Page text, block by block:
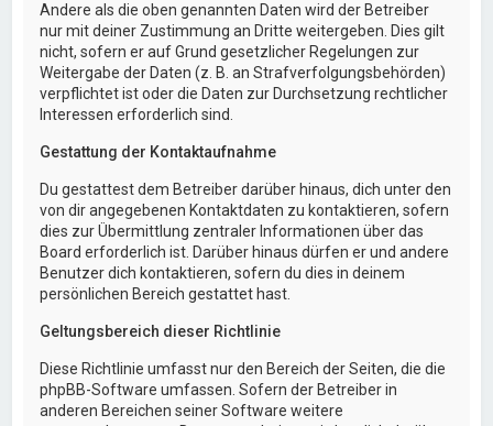
Andere als die oben genannten Daten wird der Betreiber
nur mit deiner Zustimmung an Dritte weitergeben. Dies gilt
nicht, sofern er auf Grund gesetzlicher Regelungen zur
Weitergabe der Daten (z. B. an Strafverfolgungsbehörden)
verpflichtet ist oder die Daten zur Durchsetzung rechtlicher
Interessen erforderlich sind.
Gestattung der Kontaktaufnahme
Du gestattest dem Betreiber darüber hinaus, dich unter den
von dir angegebenen Kontaktdaten zu kontaktieren, sofern
dies zur Übermittlung zentraler Informationen über das
Board erforderlich ist. Darüber hinaus dürfen er und andere
Benutzer dich kontaktieren, sofern du dies in deinem
persönlichen Bereich gestattet hast.
Geltungsbereich dieser Richtlinie
Diese Richtlinie umfasst nur den Bereich der Seiten, die die
phpBB-Software umfassen. Sofern der Betreiber in
anderen Bereichen seiner Software weitere